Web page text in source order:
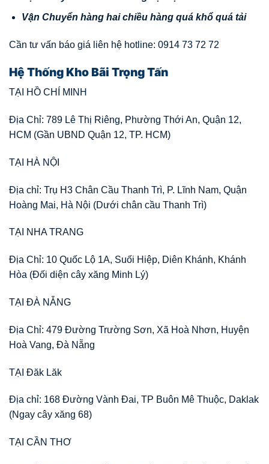
Vận Chuyển hàng hai chiều hàng quá khổquá tải
Cần tư vấn báo giá liên hệ hotline: 0914 73 72 72
Hệ Thống Kho Bãi Trọng Tấn
TẠI HỒ CHÍ MINH
Địa Chỉ: 789 Lê Thị Riêng, Phường Thới An, Quận 12,
HCM (Gần UBND Quận 12, TP. HCM)
TẠI HÀ NỘI
Địa chỉ: Trụ H3 Chân Cầu Thanh Trì, P. Lĩnh Nam, Quận
Hoàng Mai, Hà Nội (Dưới chân cầu Thanh Trì)
TẠI NHA TRANG
Địa Chỉ: 10 Quốc Lộ 1A, Suối Hiệp, Diên Khánh, Khánh
Hòa (Đối diện cây xăng Minh Lý)
TẠI ĐÀ NẴNG
Địa Chỉ: 479 Đường Trường Sơn, Xã Hoà Nhơn, Huyện
Hoà Vang, Đà Nẵng
TẠI Đăk Lăk
Địa chỉ: 168 Đường Vành Đai, TP Buôn Mê Thuộc, Daklak
(Ngay cây xăng 68)
TẠI CẦN THƠ